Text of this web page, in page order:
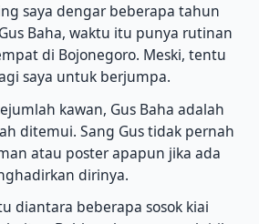
saya dengar beberapa tahun
Baha, waktu itu punya rutinan
di Bojonegoro. Meski, tentu
saya untuk berjumpa.
kawan, Gus Baha adalah
ditemui. Sang Gus tidak pernah
atau poster apapun jika ada
dirinya.
diantara beberapa sosok kiai